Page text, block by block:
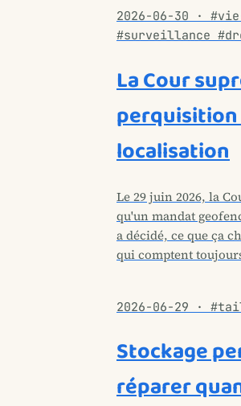
2026-06-30 ·
#surveillance
La Cour
perquisition
localisation
Le 29 juin 2026, la
qu'un mandat
a décidé, ce que ça
qui comptent
2026-06-29 ·
Stockage
réparer